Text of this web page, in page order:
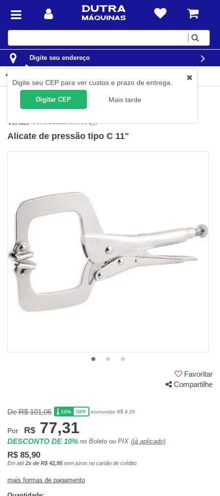
Digite
Digite seu endereço
Digite seu CEP para ver custos e prazo de entrega.
Digitar CEP Mais tarde
Ferramentas Ferramentas Manuais Alicates
Vonder (Cód.36.62.700.700 )
Alicate de pressão tipo C 11"
Favoritar
Compartilhe
De R$ 101,06 15% OFF economize R$ 8,59
Por R$ 77,31
DESCONTO DE 10% no Boleto ou PIX (já aplicado)
R$ 85,90
Em até 2x de R$ 42,95sem juros no cartão de crédito
mais formas de pagamento